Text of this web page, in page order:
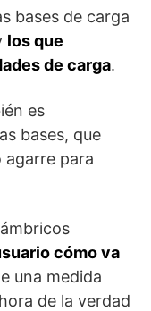
bases de carga
los que
de carga.
es
bases, que
para
cómo va
una medida
de la verdad